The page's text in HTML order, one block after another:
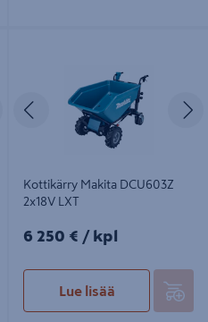
SeuraavaEdellinen
Kottikärry Makita DCU603Z
2x18V LXT
6250€/kpl
6 250 € / kpl
Lue lisää